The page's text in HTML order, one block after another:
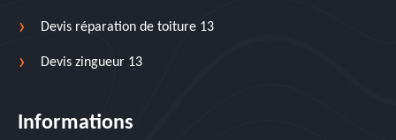
Devis réparation de toiture 13
Devis zingueur 13
Informations